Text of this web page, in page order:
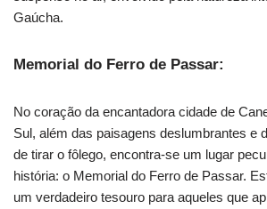
Gaúcha.
Memorial do Ferro de Passar:
No coração da encantadora cidade de
Sul, além das paisagens deslumbrantes e
de tirar o fôlego, encontra-se um lugar
história: o Memorial do Ferro de Passar.
um verdadeiro tesouro para aqueles que